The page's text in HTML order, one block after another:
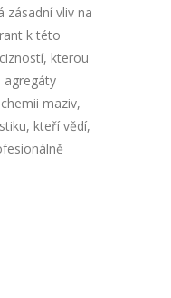
zásadní vliv na
k této
kterou
agregáty
maziv,
kteří vědí,